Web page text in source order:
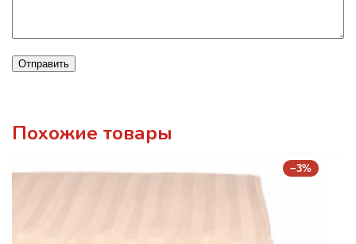
Отправить
Похожие товары
−3%